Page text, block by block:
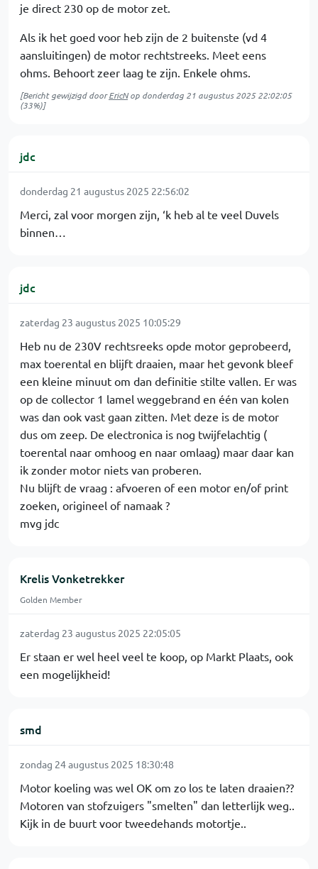
je direct 230 op de motor zet.
Als ik het goed voor heb zijn de 2 buitenste (vd 4
aansluitingen) de motor rechtstreeks. Meet eens
ohms. Behoort zeer laag te zijn. Enkele ohms.
[Bericht gewijzigd doorEricNop donderdag 21 augustus 2025 22:02:05
(33%)]
jdc
donderdag 21 augustus 2025 22:56:02
Merci, zal voor morgen zijn, ‘k heb al te veel Duvels
binnen…
jdc
zaterdag 23 augustus 2025 10:05:29
Heb nu de 230V rechtsreeks opde motor geprobeerd,
max toerental en blijft draaien, maar het gevonk bleef
een kleine minuut om dan definitie stilte vallen. Er was
op de collector 1 lamel weggebrand en één van kolen
was dan ook vast gaan zitten. Met deze is de motor
dus om zeep. De electronica is nog twijfelachtig (
toerental naar omhoog en naar omlaag) maar daar kan
ik zonder motor niets van proberen.
Nu blijft de vraag : afvoeren of een motor en/of print
zoeken, origineel of namaak ?
mvg jdc
Krelis Vonketrekker
Golden Member
zaterdag 23 augustus 2025 22:05:05
Er staan er wel heel veel te koop, op Markt Plaats, ook
een mogelijkheid!
smd
zondag 24 augustus 2025 18:30:48
Motor koeling was wel OK om zo los te laten draaien??
Motoren van stofzuigers "smelten" dan letterlijk weg..
Kijk in de buurt voor tweedehands motortje..